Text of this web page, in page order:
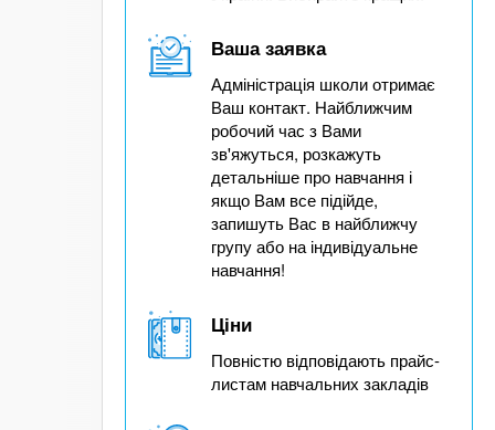
Ваша заявка
Адміністрація школи отримає
Ваш контакт. Найближчим
робочий час з Вами
зв'яжуться, розкажуть
детальніше про навчання і
якщо Вам все підійде,
запишуть Вас в найближчу
групу або на індивідуальне
навчання!
Ціни
Повністю відповідають прайс-
листам навчальних закладів